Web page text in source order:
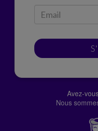
Avez-
Nous